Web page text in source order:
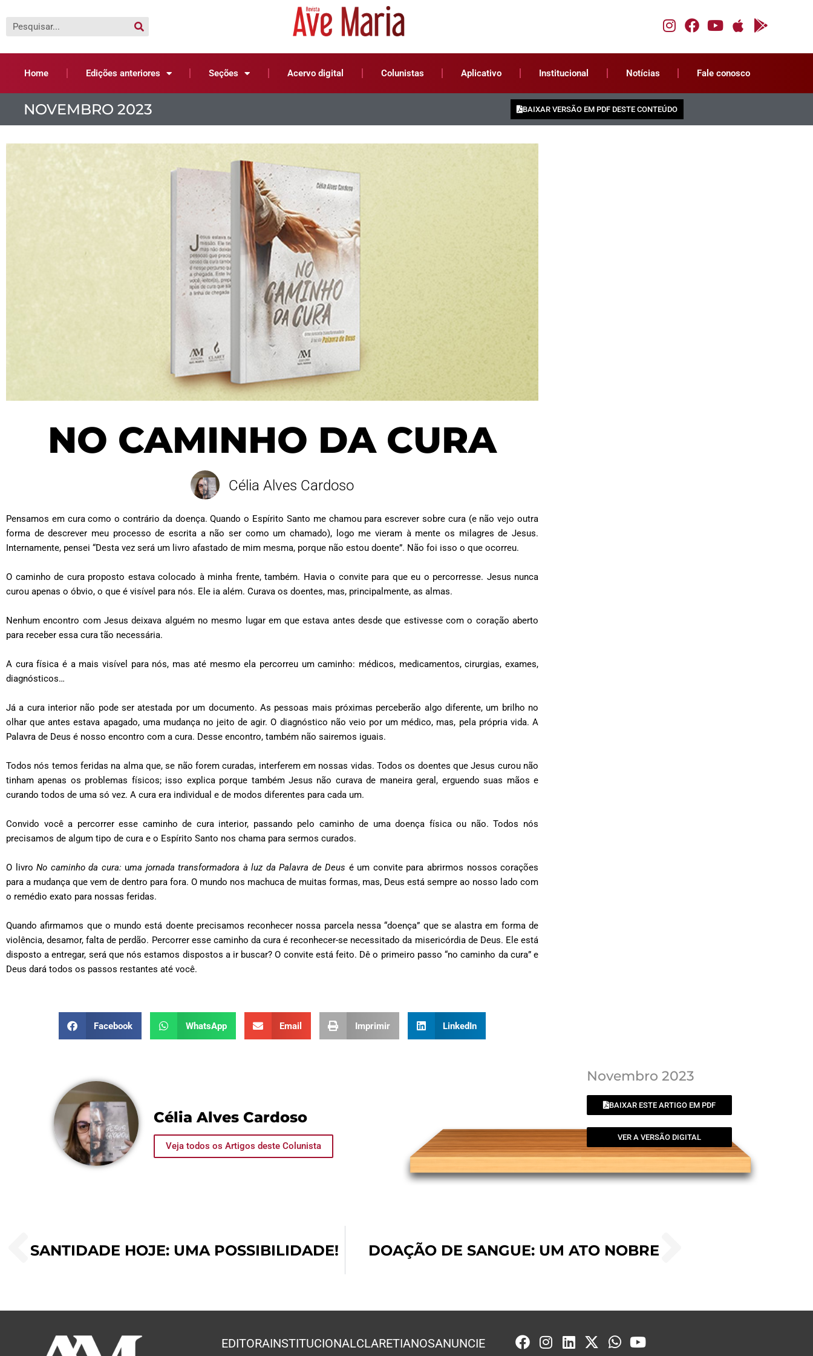
Home Edições anteriores Seções Acervo digital Colunistas Aplicativo Institucional Notícias Fale conosco
NOVEMBRO 2023 BAIXAR VERSÃO EM PDF DESTE CONTEÚDO
NO CAMINHO DA CURA
Célia Alves Cardoso
Pensamos em cura como o contrário da doença. Quando o Espírito Santo me chamou para escrever sobre cura (e não vejo outra
forma de descrever meu processo de escrita a não ser como um chamado), logo me vieram à mente os milagres de Jesus.
Internamente, pensei “Desta vez será um livro afastado de mim mesma, porque não estou doente”. Não foi isso o que ocorreu.
O caminho de cura proposto estava colocado à minha frente, também. Havia o convite para que eu o percorresse. Jesus nunca
curou apenas o óbvio, o que é visível para nós. Ele ia além. Curava os doentes, mas, principalmente, as almas.
Nenhum encontro com Jesus deixava alguém no mesmo lugar em que estava antes desde que estivesse com o coração aberto
para receber essa cura tão necessária.
A cura física é a mais visível para nós, mas até mesmo ela percorreu um caminho: médicos, medicamentos, cirurgias, exames,
diagnósticos…
Já a cura interior não pode ser atestada por um documento. As pessoas mais próximas perceberão algo diferente, um brilho no
olhar que antes estava apagado, uma mudança no jeito de agir. O diagnóstico não veio por um médico, mas, pela própria vida. A
Palavra de Deus é nosso encontro com a cura. Desse encontro, também não sairemos iguais.
Todos nós temos feridas na alma que, se não forem curadas, interferem em nossas vidas. Todos os doentes que Jesus curou não
tinham apenas os problemas físicos; isso explica porque também Jesus não curava de maneira geral, erguendo suas mãos e
curando todos de uma só vez. A cura era individual e de modos diferentes para cada um.
Convido você a percorrer esse caminho de cura interior, passando pelo caminho de uma doença física ou não. Todos nós
precisamos de algum tipo de cura e o Espírito Santo nos chama para sermos curados.
O livroNo caminho da cura: uma jornada transformadora à luz da Palavra de Deus é um convite para abrirmos nossos corações
para a mudança que vem de dentro para fora. O mundo nos machuca de muitas formas, mas, Deus está sempre ao nosso lado com
o remédio exato para nossas feridas.
Quando afirmamos que o mundo está doente precisamos reconhecer nossa parcela nessa “doença” que se alastra em forma de
violência, desamor, falta de perdão. Percorrer esse caminho da cura é reconhecer-se necessitado da misericórdia de Deus. Ele está
disposto a entregar, será que nós estamos dispostos a ir buscar? O convite está feito. Dê o primeiro passo “no caminho da cura” e
Deus dará todos os passos restantes até você.
Facebook WhatsApp Email Imprimir LinkedIn
Célia Alves Cardoso
Veja todos os Artigos deste Colunista
Novembro 2023
BAIXAR ESTE ARTIGO EM PDF
VER A VERSÃO DIGITAL
SANTIDADE HOJE: UMA POSSIBILIDADE! DOAÇÃO DE SANGUE: UM ATO NOBRE
EDITORAINSTITUCIONALCLARETIANOSANUNCIE